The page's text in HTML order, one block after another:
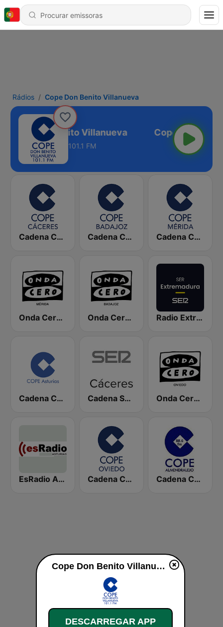
Rádios Cope Don Benito Villanueva
Cope Don Benito Villanueva
101.1 FM
Cadena COPE Cáceres Cadena COPE Badajoz Cadena COPE Mérida
Onda Cero Mérida Onda Cero Badajoz Radio Extremadura SER
Cadena COPE Asturias Cadena SER Cáceres Onda Cero Oviedo
EsRadio Asturias Cadena COPE Oviedo Cadena Cope Almendralejo
Cope Don Benito Villanueva online
DESCARREGAR APP